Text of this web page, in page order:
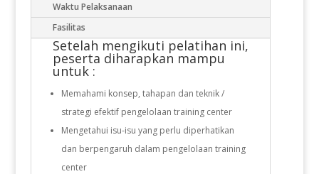
Waktu Pelaksanaan
Fasilitas
Setelah mengikuti pelatihan ini,
peserta diharapkan mampu
untuk :
Memahami konsep, tahapan dan teknik /
strategi efektif pengelolaan training center
Mengetahui isu-isu yang perlu diperhatikan
dan berpengaruh dalam pengelolaan training
center